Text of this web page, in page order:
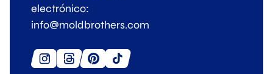
electrónico:
info@moldbrothers.com